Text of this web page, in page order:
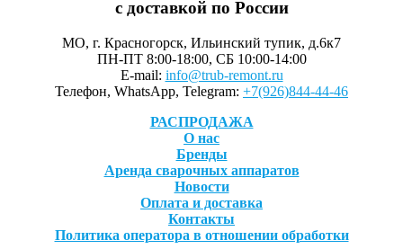
с доставкой по России
МО, г. Красногорск, Ильинский тупик, д.6к7
ПН-ПТ 8:00-18:00, СБ 10:00-14:00
E-mail: info@trub-remont.ru
Телефон, WhatsApp, Telegram: +7(926)844-44-46
РАСПРОДАЖА
О нас
Бренды
Аренда сварочных аппаратов
Новости
Оплата и доставка
Контакты
Политика оператора в отношении обработки